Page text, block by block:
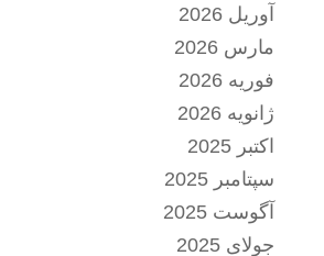
آوریل 2026
مارس 2026
فوریه 2026
ژانویه 2026
اکتبر 2025
سپتامبر 2025
آگوست 2025
جولای 2025